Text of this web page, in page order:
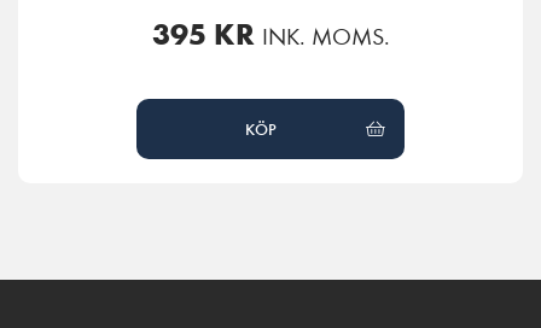
395 KR INK. MOMS.
KÖP